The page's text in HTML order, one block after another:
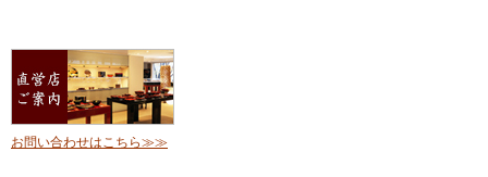
お問い合わせはこちら≫≫